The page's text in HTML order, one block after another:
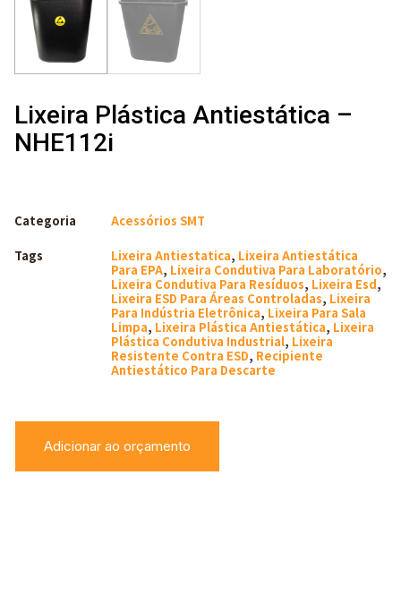
Lixeira Plástica Antiestática –
NHE112i
Categoria Acessórios SMT
Tags Lixeira Antiestatica, Lixeira Antiestática
Para EPA, Lixeira Condutiva Para Laboratório,
Lixeira Condutiva Para Resíduos, Lixeira Esd,
Lixeira ESD Para Áreas Controladas, Lixeira
Para Indústria Eletrônica, Lixeira Para Sala
Limpa, Lixeira Plástica Antiestática, Lixeira
Plástica Condutiva Industrial, Lixeira
Resistente Contra ESD, Recipiente
Antiestático Para Descarte
Adicionar ao orçamento